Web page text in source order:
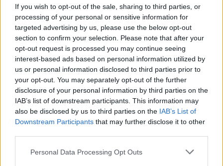
If you wish to opt-out of the sale, sharing to third parties, or
processing of your personal or sensitive information for
targeted advertising by us, please use the below opt-out
section to confirm your selection. Please note that after your
opt-out request is processed you may continue seeing
interest-based ads based on personal information utilized by
us or personal information disclosed to third parties prior to
your opt-out. You may separately opt-out of the further
disclosure of your personal information by third parties on the
IAB’s list of downstream participants. This information may
also be disclosed by us to third parties on the IAB’s List of
Downstream Participants that may further disclose it to other
Please note that this website/app uses one or more Google
Personal Data Processing Opt Outs
Függőség a családban – de mit tehet
a gyerek?
Papp Éva Mária•2018. március 18.